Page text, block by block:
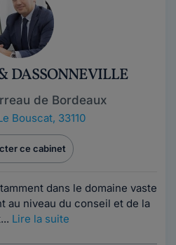
DASSONNEVILLE
de Bordeaux
Bouscat, 33110
ce cabinet
dans le domaine vaste
au niveau du conseil et de la
Lire la suite